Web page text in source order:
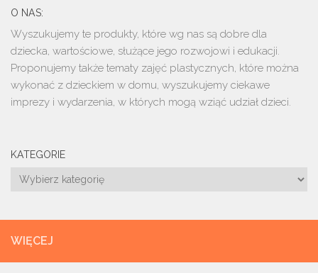
O NAS:
Wyszukujemy te produkty, które wg nas są dobre dla
dziecka, wartościowe, służące jego rozwojowi i edukacji.
Proponujemy także tematy zajęć plastycznych, które można
wykonać z dzieckiem w domu, wyszukujemy ciekawe
imprezy i wydarzenia, w których mogą wziąć udział dzieci.
KATEGORIE
Kategorie
WIĘCEJ